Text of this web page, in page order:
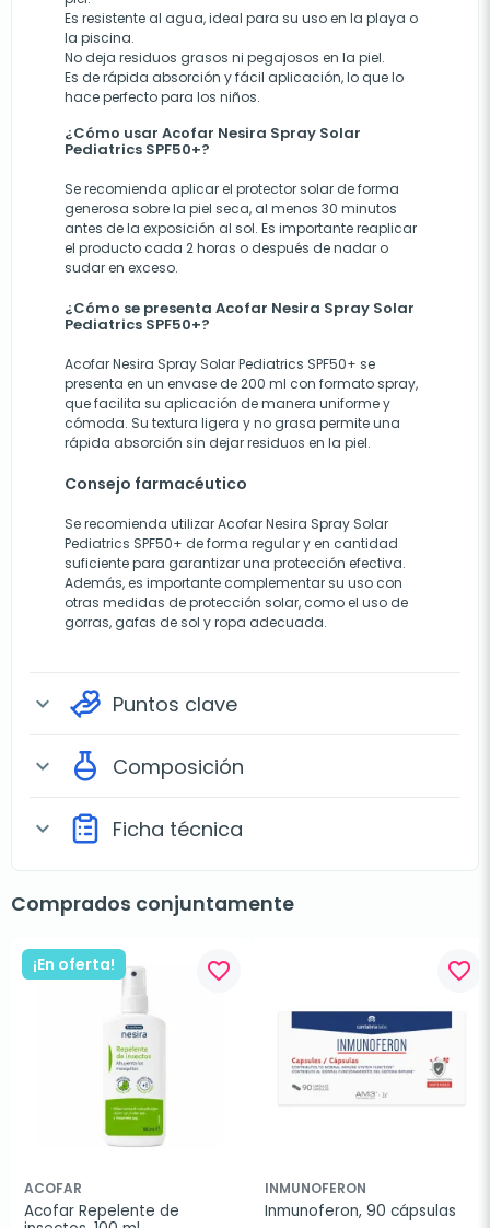
Es resistente al agua, ideal para su uso en la playa o
la piscina.
No deja residuos grasos ni pegajosos en la piel.
Es de rápida absorción y fácil aplicación, lo que lo
hace perfecto para los niños.
¿Cómo usar Acofar Nesira Spray Solar
Pediatrics SPF50+?
Se recomienda aplicar el protector solar de forma
generosa sobre la piel seca, al menos 30 minutos
antes de la exposición al sol. Es importante reaplicar
el producto cada 2 horas o después de nadar o
sudar en exceso.
¿Cómo se presenta Acofar Nesira Spray Solar
Pediatrics SPF50+?
Acofar Nesira Spray Solar Pediatrics SPF50+ se
presenta en un envase de 200 ml con formato spray,
que facilita su aplicación de manera uniforme y
cómoda. Su textura ligera y no grasa permite una
rápida absorción sin dejar residuos en la piel.
Consejo farmacéutico
Se recomienda utilizar Acofar Nesira Spray Solar
Pediatrics SPF50+ de forma regular y en cantidad
suficiente para garantizar una protección efectiva.
Además, es importante complementar su uso con
otras medidas de protección solar, como el uso de
gorras, gafas de sol y ropa adecuada.
expand_more Puntos clave
expand_more Composición
expand_more Ficha técnica
Comprados conjuntamente
¡En oferta! favorite_border
ACOFAR
Acofar Repelente de
favorite_border
INMUNOFERON
Inmunoferon, 90 cápsulas